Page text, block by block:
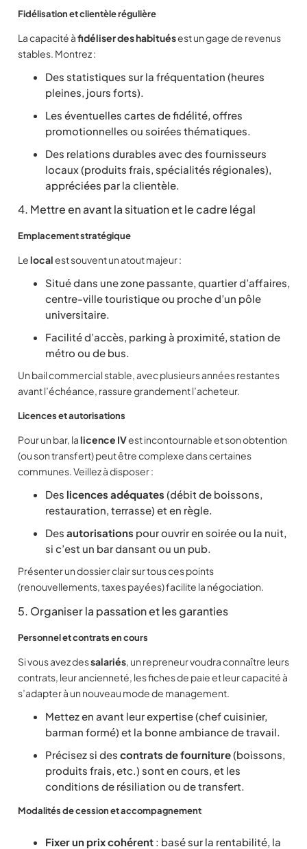
Fidélisation et clientèle régulière
La capacité àfidéliser des habituésest un gage de revenus
stables. Montrez :
Des statistiques sur la fréquentation (heures
pleines, jours forts).
Les éventuelles cartes de fidélité, offres
promotionnelles ou soirées thématiques.
Des relations durables avec des fournisseurs
locaux (produits frais, spécialités régionales),
appréciées par la clientèle.
4. Mettre en avant la situation et le cadre légal
Emplacement stratégique
Lelocalest souvent un atout majeur :
Situé dans une zone passante, quartier d’affaires,
centre-ville touristique ou proche d’un pôle
universitaire.
Facilité d’accès, parking à proximité, station de
métro ou de bus.
Un bail commercial stable, avec plusieurs années restantes
avant l’échéance, rassure grandement l’acheteur.
Licences et autorisations
Pour un bar, lalicence IVest incontournable et son obtention
(ou son transfert) peut être complexe dans certaines
communes. Veillez à disposer :
Des licences adéquates (débit de boissons,
restauration, terrasse) et en règle.
Desautorisations pour ouvrir en soirée ou la nuit,
si c’est un bar dansant ou un pub.
Présenter un dossier clair sur tous ces points
(renouvellements, taxes payées) facilite la négociation.
5. Organiser la passation et les garanties
Personnel et contrats en cours
Si vous avez dessalariés, un repreneur voudra connaître leurs
contrats, leur ancienneté, les fiches de paie et leur capacité à
s’adapter à un nouveau mode de management.
Mettez en avant leur expertise (chef cuisinier,
barman formé) et la bonne ambiance de travail.
Précisez si descontrats de fourniture(boissons,
produits frais, etc.) sont en cours, et les
conditions de résiliation ou de transfert.
Modalités de cession et accompagnement
Fixer un prix cohérent : basé sur la rentabilité, la